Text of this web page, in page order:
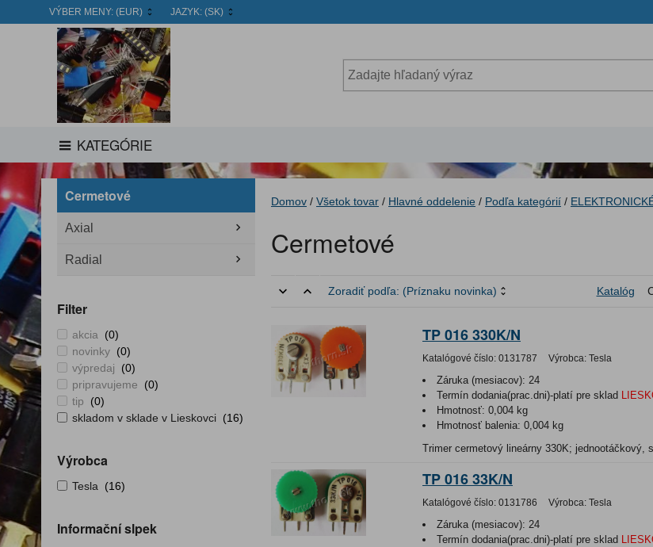
VÝBER MENY: (EUR) JAZYK: (SK)
KATEGÓRIE
Cermetové
Axial
Radial
Filter
akcia
(0)
novinky (0)
výpredaj
(0)
pripravujeme
(0)
tip
(0)
skladom v sklade v Lieskovci (16)
Výrobca
Tesla (16)
Informační slpek
Domov / Všetok tovar / Hlavné oddelenie / Podľa kategórií /
Cermetové
Zoradiť podľa: (Príznaku novinka) Katalóg
TP 016 330K/N
Katalógové číslo: 0131787 Výrobca: Tesla
Záruka (mesiacov): 24
Termín dodania(prac.dni)-platí pre sklad
Hmotnosť: 0,004 kg
Hmotnosť balenia: 0,004 kg
Trimer cermetový lineárny 330K; jednootáčkový,
TP 016 33K/N
Katalógové číslo: 0131786 Výrobca: Tesla
Záruka (mesiacov): 24
Termín dodania(prac.dni)-platí pre sklad